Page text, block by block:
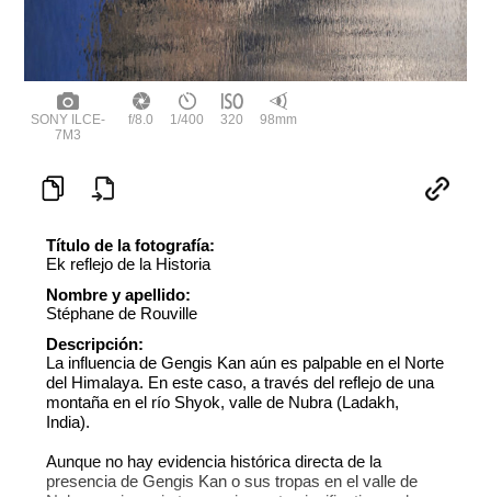
SONY ILCE-
7M3
f/8.0 1/400 320 98mm
Título de la fotografía:
Ek reflejo de la Historia
Nombre y apellido:
Stéphane de Rouville
Descripción:
La influencia de Gengis Kan aún es palpable en el Norte
del Himalaya. En este caso, a través del reflejo de una
montaña en el río Shyok, valle de Nubra (Ladakh,
India).
Aunque no hay evidencia histórica directa de la
presencia de Gengis Kan o sus tropas en el valle de